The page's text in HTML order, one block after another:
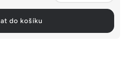
do košíku